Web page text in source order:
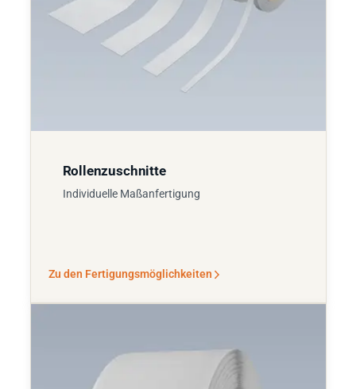
Rollenzuschnitte
Individuelle Maßanfertigung
Zu den Fertigungsmöglichkeiten